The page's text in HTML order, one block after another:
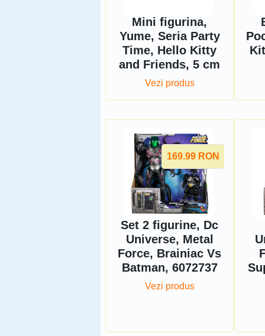
Mini figurina,
Yume, Seria Party
Time, Hello Kitty
and Friends, 5 cm
Vezi produs
169.99 RON
Set 2 figurine, Dc
Universe, Metal
Force, Brainiac Vs
Batman, 6072737
Vezi produs